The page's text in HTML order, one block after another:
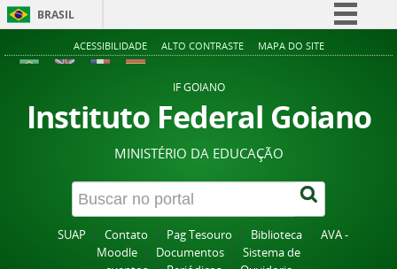
BRASIL
Simplifique!
Acesso à informação
Legislação
Canais
ACESSIBILIDADE ALTO CONTRASTE MAPA DO SITE
IF GOIANO
Instituto Federal Goiano
MINISTÉRIO DA EDUCAÇÃO
SUAP Contato Pag Tesouro Biblioteca
AVA -
Moodle
Documentos
Sistema de